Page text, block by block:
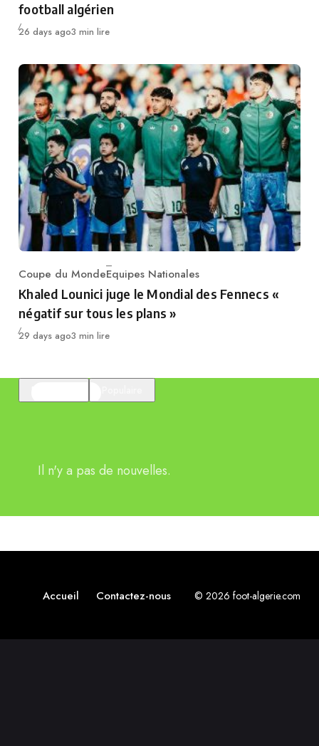
football algérien
Publié
26 days ago3 min lire
Category
Coupe du MondeEquipes Nationales
Khaled Lounici juge le Mondial des Fennecs «
négatif sur tous les plans »
Publié
29 days ago3 min lire
Il n'y a pas de nouvelles.
Accueil Contactez-nous © 2026 foot-algerie.com